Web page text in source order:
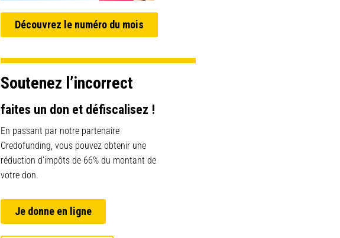
Découvrez le numéro du mois
Soutenez l’incorrect
faites un don et défiscalisez !
En passant par notre partenaire
Credofunding, vous pouvez obtenir une
réduction d’impôts de 66% du montant de
votre don.
Je donne en ligne